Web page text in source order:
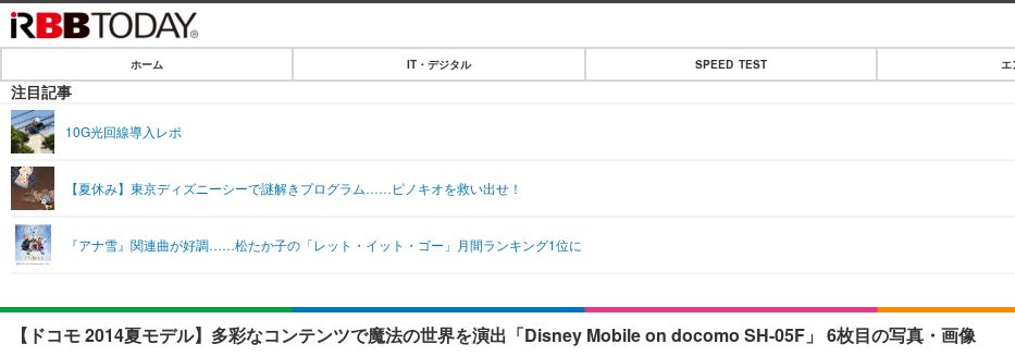
IT・デジタル
ショッピング
SPEED TEST
エンタメ
エンタメTOP
音楽
ライフ
ライフTOP
ペット
リリース一覧
ホーム IT・デジタル SPEED TEST エ
注目記事
10G光回線導入レポ
【夏休み】東京ディズニーシーで謎解きプログラム……ピノキオを救い出せ！
『アナ雪』関連曲が好調……松たか子の「レット・イット・ゴー」月間ランキング1位に
【ドコモ 2014夏モデル】多彩なコンテンツで魔法の世界を演出「Disney Mobile on docomo SH-05F」 6枚目の写真・画像